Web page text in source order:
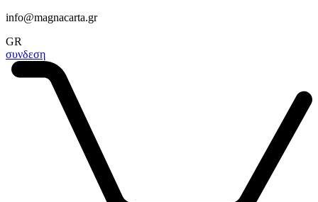
info@magnacarta.gr
GR
συνδεση